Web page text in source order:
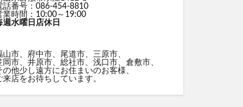
話番号：086-454-8810
業時間：10:00～19:00
週水曜日店休日
山市、府中市、尾道市、三原市、
岡市、井原市、総社市、浅口市、倉敷市、
の他少し遠方にお住まいのお客様、
来店をお待ちしています。